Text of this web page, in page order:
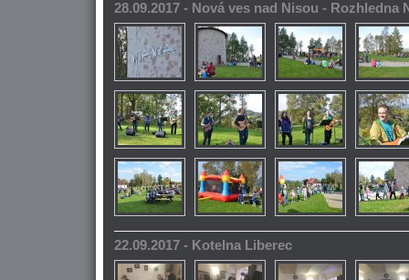
28.09.2017 - Nová ves nad Nisou - Rozhledna
22.09.2017 - Kotelna Liberec